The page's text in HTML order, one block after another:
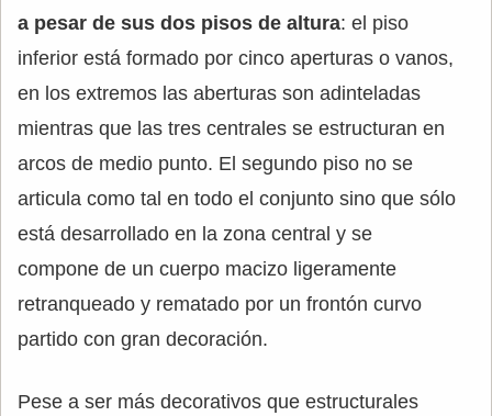
a pesar de sus dos pisos de altura: el piso
inferior está formado por cinco aperturas o vanos,
en los extremos las aberturas son adinteladas
mientras que las tres centrales se estructuran en
arcos de medio punto. El segundo piso no se
articula como tal en todo el conjunto sino que sólo
está desarrollado en la zona central y se
compone de un cuerpo macizo ligeramente
retranqueado y rematado por un frontón curvo
partido con gran decoración.
Pese a ser más decorativos que estructurales